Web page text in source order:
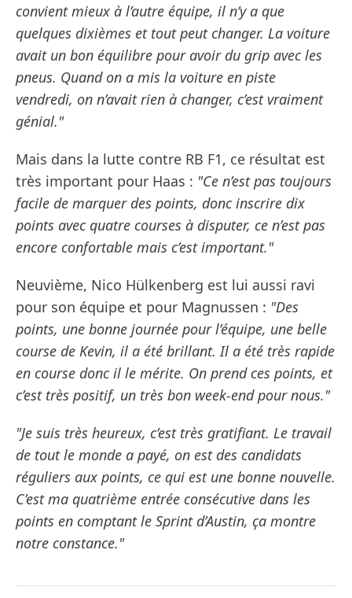
convient mieux à l’autre équipe, il n’y a que
quelques dixièmes et tout peut changer. La voiture
avait un bon équilibre pour avoir du grip avec les
pneus. Quand on a mis la voiture en piste
vendredi, on n’avait rien à changer, c’est vraiment
génial."
Mais dans la lutte contre RB F1, ce résultat est
très important pour Haas : "Ce n’est pas toujours
facile de marquer des points, donc inscrire dix
points avec quatre courses à disputer, ce n’est pas
encore confortable mais c’est important."
Neuvième, Nico Hülkenberg est lui aussi ravi
pour son équipe et pour Magnussen : "Des
points, une bonne journée pour l’équipe, une belle
course de Kevin, il a été brillant. Il a été très rapide
en course donc il le mérite. On prend ces points, et
c’est très positif, un très bon week-end pour nous."
"Je suis très heureux, c’est très gratifiant. Le travail
de tout le monde a payé, on est des candidats
réguliers aux points, ce qui est une bonne nouvelle.
C’est ma quatrième entrée consécutive dans les
points en comptant le Sprint d’Austin, ça montre
notre constance."